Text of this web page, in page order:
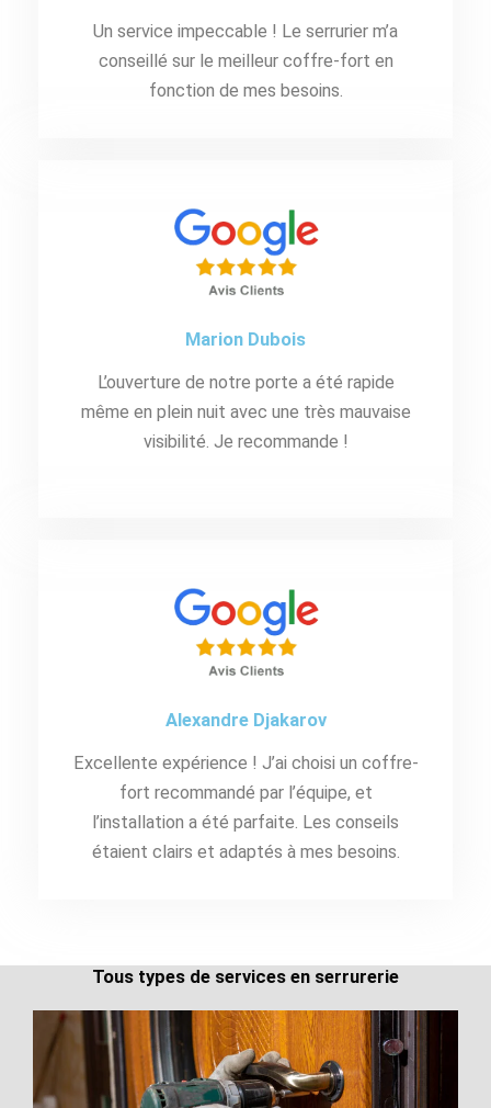
Un service impeccable ! Le serrurier m’a
conseillé sur le meilleur coffre-fort en
fonction de mes besoins.
Marion Dubois
L’ouverture de notre porte a été rapide
même en plein nuit avec une très mauvaise
visibilité. Je recommande !
Alexandre Djakarov
Excellente expérience ! J’ai choisi un coffre-
fort recommandé par l’équipe, et
l’installation a été parfaite. Les conseils
étaient clairs et adaptés à mes besoins.
Tous types de services en serrurerie